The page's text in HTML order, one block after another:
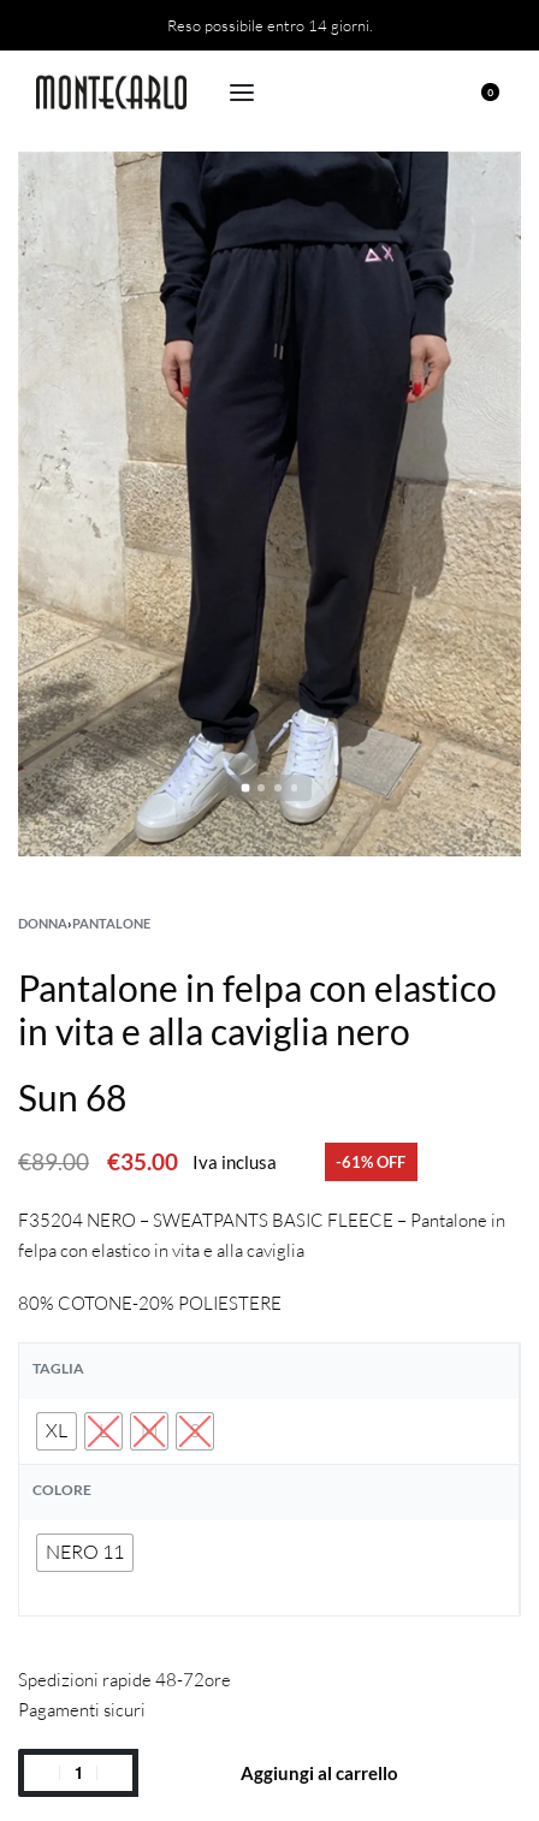
Reso possibile entro 14 giorni.
0
DONNA›PANTALONE
Pantalone in felpa con elastico
in vita e alla caviglia nero
Sun 68
€89.00 €35.00 Iva inclusa -61% OFF
F35204 NERO – SWEATPANTS BASIC FLEECE – Pantalone in
felpa con elastico in vita e alla caviglia
80% COTONE-20% POLIESTERE
TAGLIA
XL L M S
COLORE
NERO 11
Spedizioni rapide 48-72ore
Pagamenti sicuri
Aggiungi al carrello